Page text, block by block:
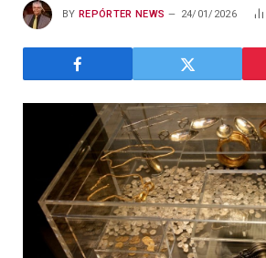
BY REPÓRTER NEWS 24/01/2026